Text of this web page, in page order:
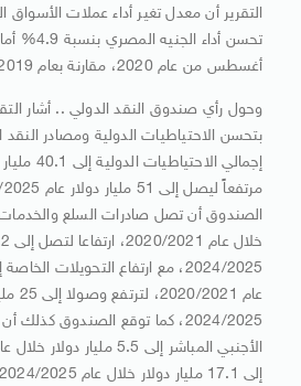
التقرير أن معدل تغير أداء عملات الأسواق
تحسن أداء
أغسطس من عام 2020، مقارنة بعام 2019.
وحول رأي صندوق النقد الدولي .. أشار
بتحسن الاحتياطيات الدولية ومصادر
عام
2024/2025، كما توقع الصندوق
إلى 17.1 مليار دولار خلال عام 2024/2025.